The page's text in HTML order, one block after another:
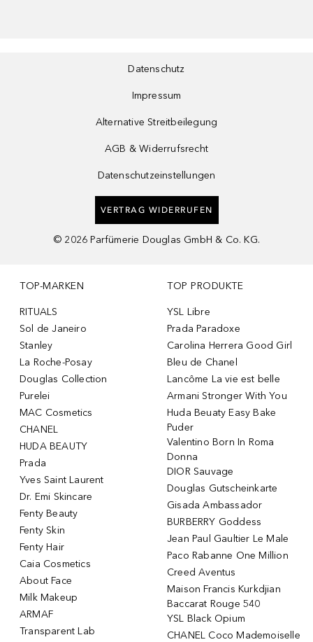
Datenschutz
Impressum
Alternative Streitbeilegung
AGB & Widerrufsrecht
Datenschutzeinstellungen
VERTRAG WIDERRUFEN
© 2026 Parfümerie Douglas GmbH & Co. KG.
TOP-MARKEN
RITUALS
Sol de Janeiro
Stanley
La Roche-Posay
Douglas Collection
Purelei
MAC Cosmetics
CHANEL
HUDA BEAUTY
Prada
Yves Saint Laurent
Dr. Emi Skincare
Fenty Beauty
Fenty Skin
Fenty Hair
Caia Cosmetics
About Face
Milk Makeup
ARMAF
Transparent Lab
TOP PRODUKTE
YSL Libre
Prada Paradoxe
Carolina Herrera Good Girl
Bleu de Chanel
Lancôme La vie est belle
Armani Stronger With You
Huda Beuaty Easy Bake
Puder
Valentino Born In Roma
Donna
DIOR Sauvage
Douglas Gutscheinkarte
Gisada Ambassador
BURBERRY Goddess
Jean Paul Gaultier Le Male
Paco Rabanne One Million
Creed Aventus
Maison Francis Kurkdjian
Baccarat Rouge 540
YSL Black Opium
CHANEL Coco Mademoiselle